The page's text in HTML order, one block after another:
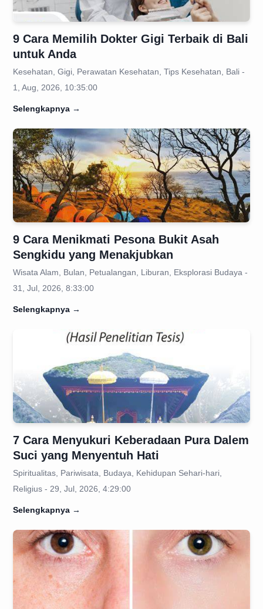
9 Cara Memilih Dokter Gigi Terbaik di Bali
untuk Anda
Kesehatan, Gigi, Perawatan Kesehatan, Tips Kesehatan, Bali -
1, Aug, 2026, 10:35:00
Selengkapnya →
9 Cara Menikmati Pesona Bukit Asah
Sengkidu yang Menakjubkan
Wisata Alam, Bulan, Petualangan, Liburan, Eksplorasi Budaya -
31, Jul, 2026, 8:33:00
Selengkapnya →
7 Cara Menyukuri Keberadaan Pura Dalem
Suci yang Menyentuh Hati
Spiritualitas, Pariwisata, Budaya, Kehidupan Sehari-hari,
Religius - 29, Jul, 2026, 4:29:00
Selengkapnya →